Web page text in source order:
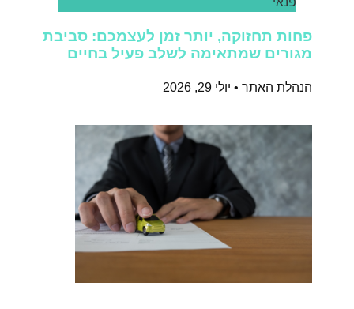
פחות תחזוקה, יותר זמן לעצמכם: סביבת
מגורים שמתאימה לשלב פעיל בחיים
הנהלת האתר יולי 29, 2026